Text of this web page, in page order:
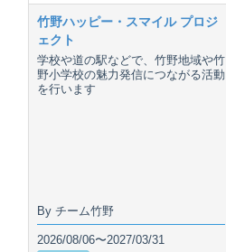
竹野ハッピー・スマイル プロジ
ェクト
学校や道の駅などで、竹野地域や竹
野小学校の魅力発信につながる活動
を行います
By チーム竹野
2026/08/06〜2027/03/31